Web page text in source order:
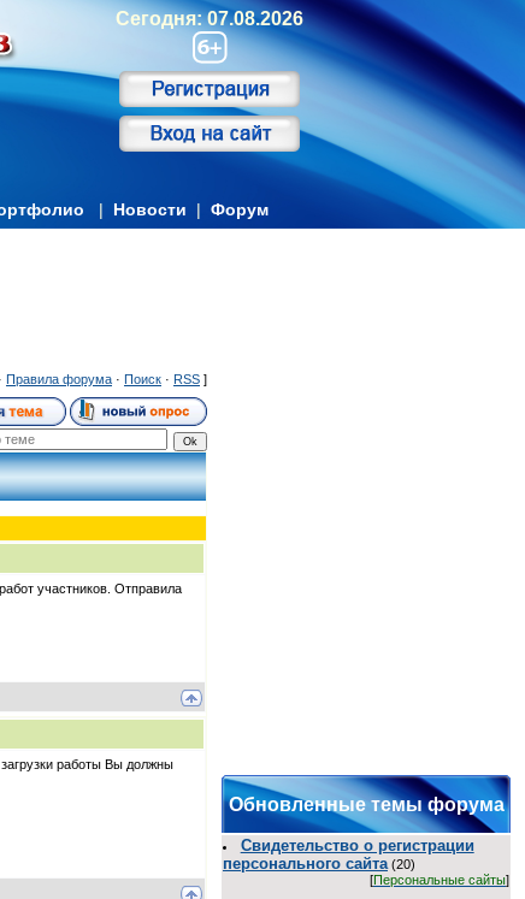
Сегодня: 07.08.2026
| Новости | Форум
· Правила форума · Поиск · RSS ]
участников. Отправила
работы Вы должны
Обновленные темы форума
Свидетельство о регистрации
персонального сайта (20)
[Персональные сайты]